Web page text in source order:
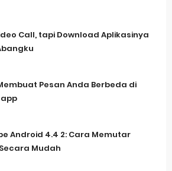
Call, tapi Download Aplikasinya
Pesan Anda Berbeda di
Android 4.4 2: Cara Memutar
Mudah